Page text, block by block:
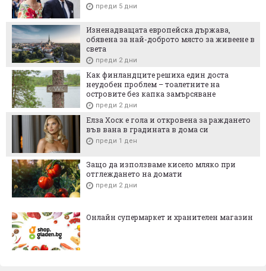
преди 5 дни
Изненадващата европейска държава,
обявена за най-доброто място за живеене в
света
преди 2 дни
Как финландците решиха един доста
неудобен проблем – тоалетните на
островите без капка замърсяване
преди 2 дни
Елза Хоск е гола и откровена за раждането
във вана в градината в дома си
преди 1 ден
Защо да използваме кисело мляко при
отглеждането на домати
преди 2 дни
Онлайн супермаркет и хранителен магазин